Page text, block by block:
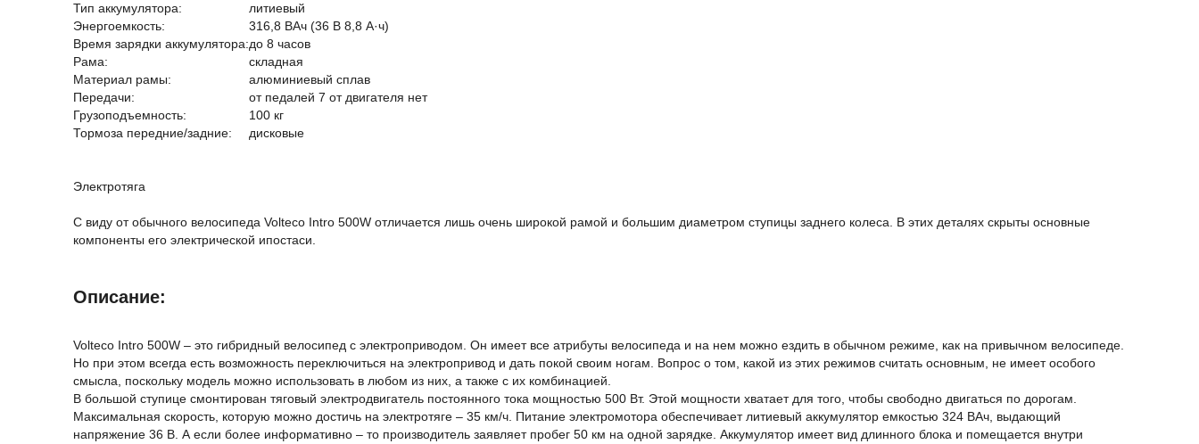
Тип аккумулятора:
литиевый
Энергоемкость:
316,8 ВАч (36 В 8,8 А·ч)
Время зарядки аккумулятора:до 8 часов
Рама:
складная
Материал рамы:
алюминиевый сплав
Передачи:
от педалей 7 от двигателя нет
Грузоподъемность:
100 кг
Тормоза передние/задние:
дисковые
Электротяга
С виду от обычного велосипеда Volteco Intro 500W отличается лишь очень широкой рамой и большим диаметром ступицы заднего колеса. В этих деталях скрыты основные
компоненты его электрической ипостаси.
Описание:
Volteco Intro 500W – это гибридный велосипед с электроприводом. Он имеет все атрибуты велосипеда и на нем можно ездить в обычном режиме, как на привычном велосипеде.
Но при этом всегда есть возможность переключиться на электропривод и дать покой своим ногам. Вопрос о том, какой из этих режимов считать основным, не имеет особого
смысла, поскольку модель можно использовать в любом из них, а также с их комбинацией.
В большой ступице смонтирован тяговый электродвигатель постоянного тока мощностью 500 Вт. Этой мощности хватает для того, чтобы свободно двигаться по дорогам.
Максимальная скорость, которую можно достичь на электротяге – 35 км/ч. Питание электромотора обеспечивает литиевый аккумулятор емкостью 324 ВАч, выдающий
напряжение 36 В. А если более информативно – то производитель заявляет пробег 50 км на одной зарядке. Аккумулятор имеет вид длинного блока и помещается внутри